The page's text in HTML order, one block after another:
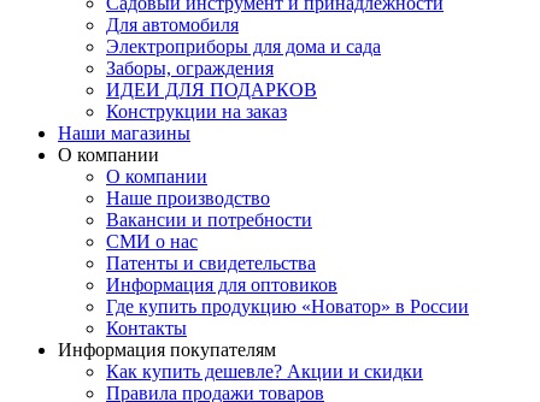
Для автомобиля
Электроприборы для дома и сада
Заборы, ограждения
ИДЕИ ДЛЯ ПОДАРКОВ
Конструкции на заказ
Наши магазины
О компании
О компании
Наше производство
Вакансии и потребности
СМИ о нас
Патенты и свидетельства
Информация для оптовиков
Где купить продукцию «Новатор» в России
Контакты
Информация покупателям
Как купить дешевле? Акции и скидки
Правила продажи товаров